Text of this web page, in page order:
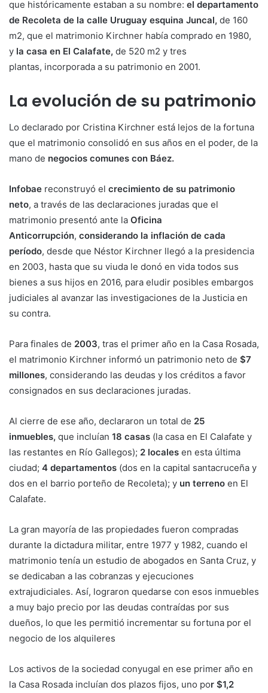
que históricamente estaban a su nombre: el departamento
de Recoleta de la calle Uruguay esquina Juncal, de 160
m2, que el matrimonio Kirchner había comprado en 1980,
y la casa en El Calafate, de 520 m2 y tres
plantas, incorporada a su patrimonio en 2001.
La evolución de su patrimonio
Lo declarado por Cristina Kirchner está lejos de la fortuna
que el matrimonio consolidó en sus años en el poder, de la
mano de negocios comunes con Báez.
Infobae reconstruyó el crecimiento de su patrimonio
neto, a través de las declaraciones juradas que el
matrimonio presentó ante la Oficina
Anticorrupción, considerando la inflación de cada
período, desde que Néstor Kirchner llegó a la presidencia
en 2003, hasta que su viuda le donó en vida todos sus
bienes a sus hijos en 2016, para eludir posibles embargos
judiciales al avanzar las investigaciones de la Justicia en
su contra.
Para finales de 2003, tras el primer año en la Casa Rosada,
el matrimonio Kirchner informó un patrimonio neto de $7
millones, considerando las deudas y los créditos a favor
consignados en sus declaraciones juradas.
Al cierre de ese año, declararon un total de 25
inmuebles, que incluían 18 casas (la casa en El Calafate y
las restantes en Río Gallegos); 2 locales en esta última
ciudad; 4 departamentos (dos en la capital santacruceña y
dos en el barrio porteño de Recoleta); y un terreno en El
Calafate.
La gran mayoría de las propiedades fueron compradas
durante la dictadura militar, entre 1977 y 1982, cuando el
matrimonio tenía un estudio de abogados en Santa Cruz, y
se dedicaban a las cobranzas y ejecuciones
extrajudiciales. Así, lograron quedarse con esos inmuebles
a muy bajo precio por las deudas contraídas por sus
dueños, lo que les permitió incrementar su fortuna por el
negocio de los alquileres
Los activos de la sociedad conyugal en ese primer año en
la Casa Rosada incluían dos plazos fijos, uno por $1,2